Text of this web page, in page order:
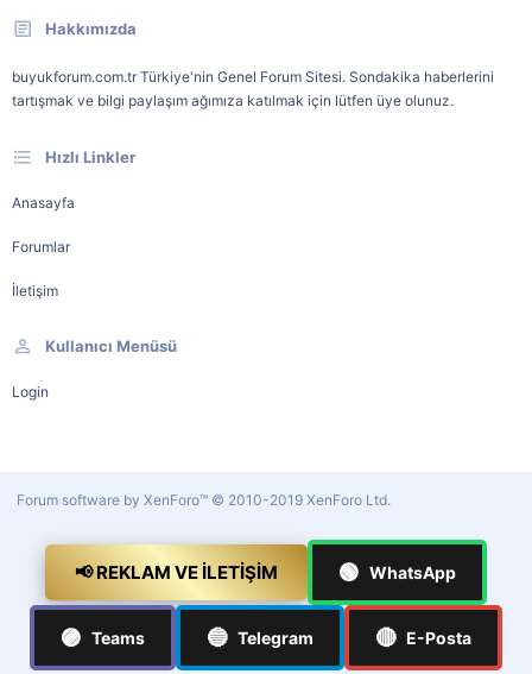
Hakkımızda
buyukforum.com.tr Türkiye'nin Genel Forum Sitesi. Sondakika haberlerini
tartışmak ve bilgi paylaşım ağımıza katılmak için lütfen üye olunuz.
Hızlı Linkler
Anasayfa
Forumlar
İletişim
Kullanıcı Menüsü
Login
Forum software by XenForo™ © 2010-2019 XenForo Ltd.
📢 REKLAM VE İLETIŞIM 🟢 WhatsApp
🟣 Teams 🔵 Telegram 🔴 E-Posta